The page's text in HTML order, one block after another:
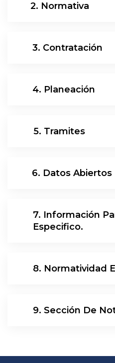
2. Normativa
3. Contratación
4. Planeación
5. Tramites
6. Datos Abiertos
7. Información
Especifico.
8. Normatividad
9. Sección De